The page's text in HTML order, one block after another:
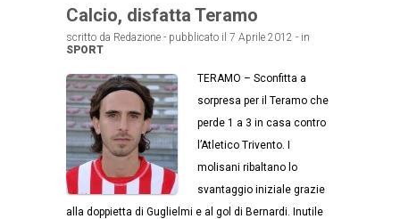
Calcio, disfatta Teramo
scritto da Redazione - pubblicato il 7 Aprile 2012 - in
SPORT
TERAMO – Sconfitta a
sorpresa per il Teramo che
perde 1 a 3 in casa contro
l’Atletico Trivento. I
molisani ribaltano lo
svantaggio iniziale grazie
alla doppietta di Guglielmi e al gol di Bernardi. Inutile